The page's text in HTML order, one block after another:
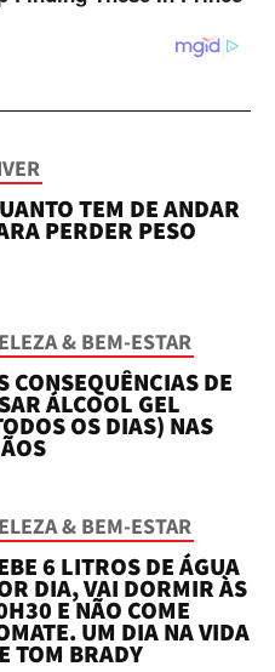
TEM DE ANDAR
PERDER PESO
& BEM-ESTAR
CONSEQUÊNCIAS DE
ÁLCOOL GEL
OS DIAS) NAS
& BEM-ESTAR
6 LITROS DE ÁGUA
DIA, VAI DORMIR ÀS
E NÃO COME
UM DIA NA VIDA
TOM BRADY